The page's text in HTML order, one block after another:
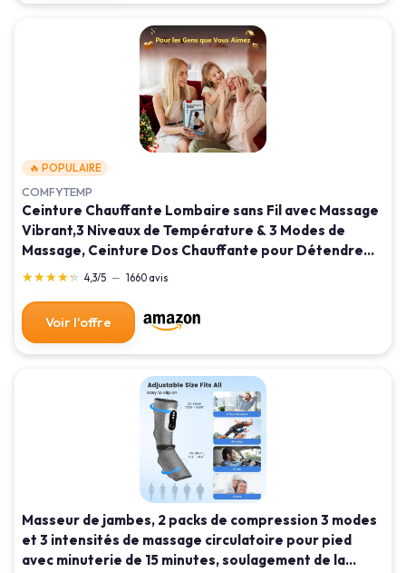
🔥 POPULAIRE
COMFYTEMP
Ceinture Chauffante Lombaire sans Fil avec Massage
Vibrant,3 Niveaux de Température & 3 Modes de
Massage, Ceinture Dos Chauffante pour Détendre
les Dos, Arrêt Automatique, 18x147cm Bleu
★★★★★
★★★★★ 4,3/5 — 1660 avis
Voir l'offre
Masseur de jambes, 2 packs de compression 3 modes
et 3 intensités de massage circulatoire pour pied
avec minuterie de 15 minutes, soulagement de la